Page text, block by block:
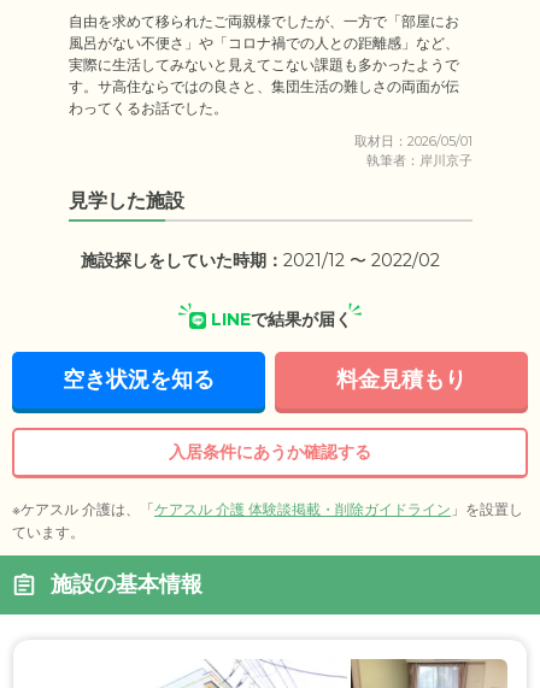
自由を求めて移られたご両親様でしたが、一方で「部屋にお
風呂がない不便さ」や「コロナ禍での人との距離感」など、
実際に生活してみないと見えてこない課題も多かったようで
す。サ高住ならではの良さと、集団生活の難しさの両面が伝
わってくるお話でした。
取材日：2026/05/01
執筆者：岸川京子
見学した施設
施設探しをしていた時期： 2021/12 〜 2022/02
LINEで結果が届く
空き状況を知る 料金見積もり
入居条件にあうか確認する
※ケアスル 介護は、「ケアスル 介護 体験談掲載・削除ガイドライン 」を設置し
ています。
施設の基本情報